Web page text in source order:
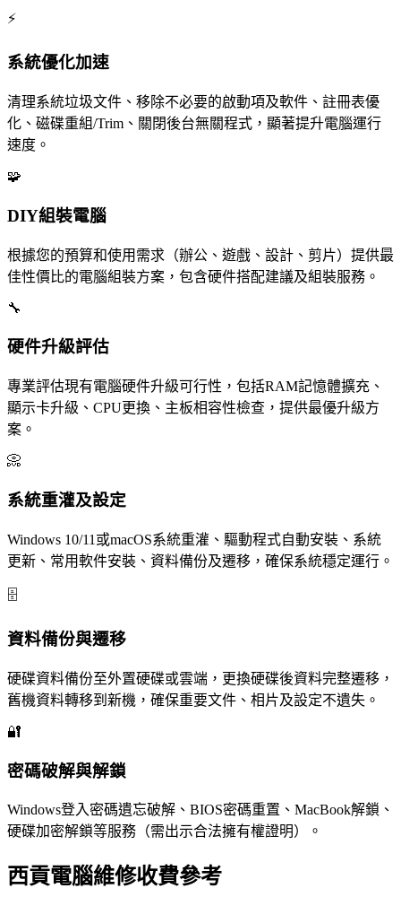
⚡
系統優化加速
清理系統垃圾文件、移除不必要的啟動項及軟件、註冊表優
化、磁碟重組/Trim、關閉後台無關程式，顯著提升電腦運行
速度。
🧩
DIY組裝電腦
根據您的預算和使用需求（辦公、遊戲、設計、剪片）提供最
佳性價比的電腦組裝方案，包含硬件搭配建議及組裝服務。
🔧
硬件升級評估
專業評估現有電腦硬件升級可行性，包括RAM記憶體擴充、
顯示卡升級、CPU更換、主板相容性檢查，提供最優升級方
案。
📀
系統重灌及設定
Windows 10/11或macOS系統重灌、驅動程式自動安裝、系統
更新、常用軟件安裝、資料備份及遷移，確保系統穩定運行。
🗄️
資料備份與遷移
硬碟資料備份至外置硬碟或雲端，更換硬碟後資料完整遷移，
舊機資料轉移到新機，確保重要文件、相片及設定不遺失。
🔐
密碼破解與解鎖
Windows登入密碼遺忘破解、BIOS密碼重置、MacBook解鎖、
硬碟加密解鎖等服務（需出示合法擁有權證明）。
西貢電腦維修收費參考